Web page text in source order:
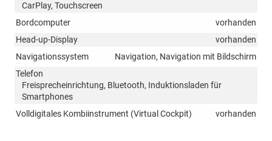
CarPlay, Touchscreen
Bordcomputer
vorhanden
Head-up-Display
vorhanden
Navigationssystem
Navigation, Navigation mit Bildschirm
Telefon
Freisprecheinrichtung, Bluetooth, Induktionsladen für
Smartphones
Volldigitales Kombiinstrument (Virtual Cockpit)
vorhanden